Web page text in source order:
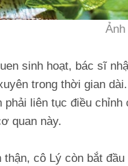
Ảnh
sinh hoạt, bác sĩ
trong thời gian
liên tục điều
quan này.
thận, cô Lý còn bắt